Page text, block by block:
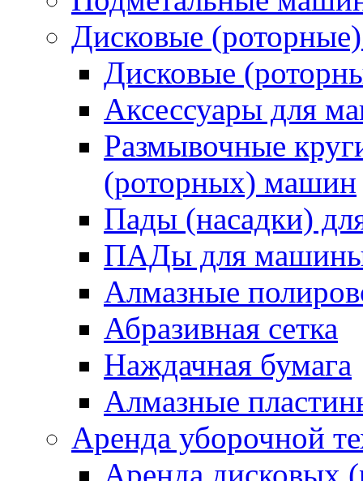
Дисковые
Дисковые
Аксессуары для
Размывочные
(роторных) машин
Пады (насадки)
ПАДы для
Алмазные
Абразивная сетка
Наждачная бумага
Алмазные
Аренда уборочной
Аренда дисковых